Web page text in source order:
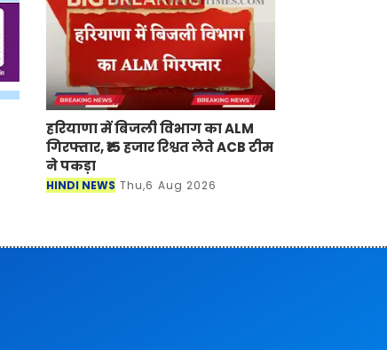
हरियाणा में बिजली विभाग का ALM
गिरफ्तार, ₹15 हजार रिश्वत लेते ACB टीम
ने पकड़ा
HINDI NEWS Thu,6 Aug 2026